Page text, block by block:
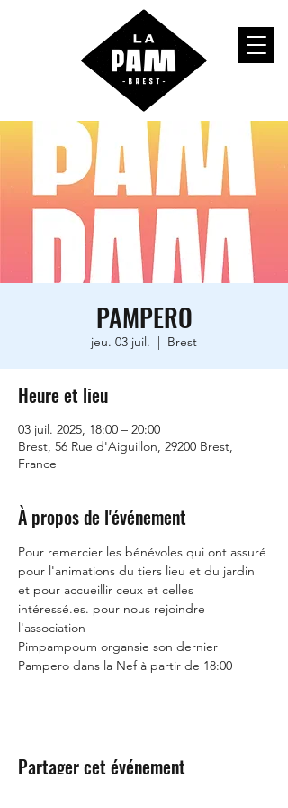
PAMPERO
jeu. 03 juil.
  |
Brest
Heure et lieu
03 juil. 2025, 18:00 – 20:00
Brest, 56 Rue d'Aiguillon, 29200 Brest,
France
À propos de l'événement
Pour remercier les bénévoles qui ont assuré
pour l'animations du tiers lieu et du jardin
et pour accueillir ceux et celles
intéressé.es. pour nous rejoindre
l'association
Pimpampoum organsie son dernier
Pampero dans la Nef à partir de 18:00
Partager cet événement